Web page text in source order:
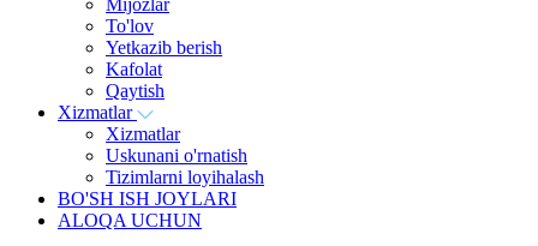
To'lov
Yetkazib berish
Kafolat
Qaytish
Xizmatlar
Xizmatlar
Uskunani o'rnatish
Tizimlarni loyihalash
BO'SH ISH JOYLARI
ALOQA UCHUN